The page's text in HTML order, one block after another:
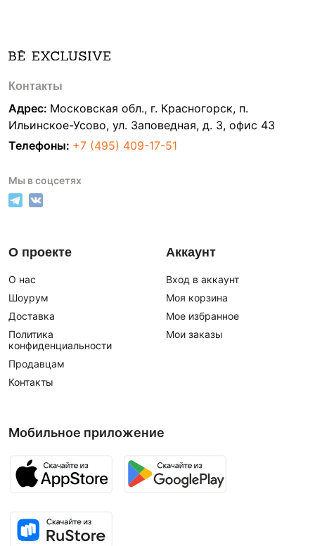
Контакты
Адрес: Московская обл., г. Красногорск, п.
Ильинское-Усово, ул. Заповедная, д. 3, офис 43
Телефоны: +7 (495) 409-17-51
Мы в соцсетях
О проекте
О нас
Шоурум
Доставка
Политика
конфиденциальности
Продавцам
Контакты
Аккаунт
Вход в аккаунт
Моя корзина
Мое избранное
Мои заказы
Мобильное приложение